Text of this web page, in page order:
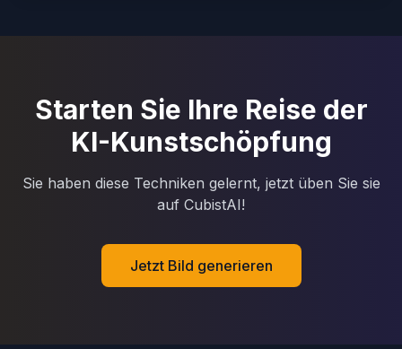
Starten Sie Ihre Reise der
KI-Kunstschöpfung
Sie haben diese Techniken gelernt, jetzt üben Sie sie
auf CubistAI!
Jetzt Bild generieren